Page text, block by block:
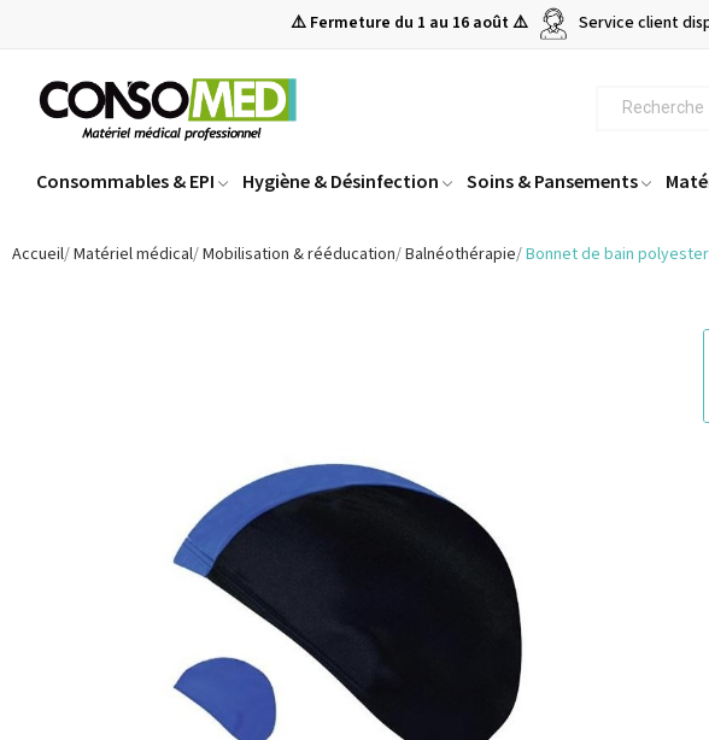
⚠️ Fermeture du 1 au 16 août ⚠️ Service client
Consommables & EPI Hygiène & Désinfection Soins & Pansements
Accueil Matériel médical Mobilisation & rééducation Balnéothérapie Bonnet de bain polyester